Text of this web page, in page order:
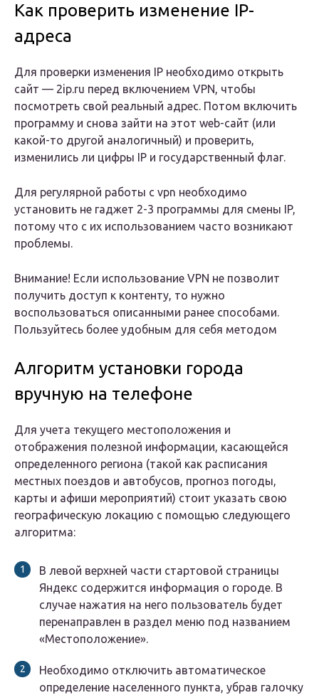
Как проверить изменение IP-
адреса
Для проверки изменения IP необходимо открыть
сайт — 2ip.ru перед включением VPN, чтобы
посмотреть свой реальный адрес. Потом включить
программу и снова зайти на этот web-сайт (или
какой-то другой аналогичный) и проверить,
изменились ли цифры IP и государственный флаг.
Для регулярной работы с vpn необходимо
установить не гаджет 2-3 программы для смены IP,
потому что с их использованием часто возникают
проблемы.
Внимание! Если использование VPN не позволит
получить доступ к контенту, то нужно
воспользоваться описанными ранее способами.
Пользуйтесь более удобным для себя методом
Алгоритм установки города
вручную на телефоне
Для учета текущего местоположения и
отображения полезной информации, касающейся
определенного региона (такой как расписания
местных поездов и автобусов, прогноз погоды,
карты и афиши мероприятий) стоит указать свою
географическую локацию с помощью следующего
алгоритма:
В левой верхней части стартовой страницы
Яндекс содержится информация о городе. В
случае нажатия на него пользователь будет
перенаправлен в раздел меню под названием
«Местоположение».
Необходимо отключить автоматическое
определение населенного пункта, убрав галочку